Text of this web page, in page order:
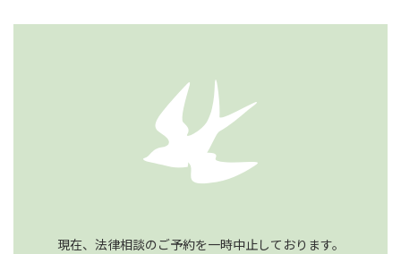
現在、法律相談のご予約を一時中止しております。